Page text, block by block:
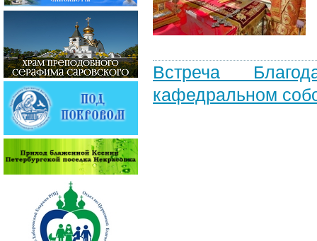
Встреча
кафедральном